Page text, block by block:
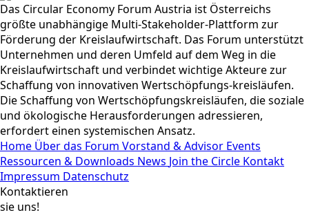
Das Circular Economy Forum Austria ist Österreichs
größte unabhängige Multi-Stakeholder-Plattform zur
Förderung der Kreislaufwirtschaft. Das Forum unterstützt
Unternehmen und deren Umfeld auf dem Weg in die
Kreislaufwirtschaft und verbindet wichtige Akteure zur
Schaffung von innovativen Wertschöpfungs-kreisläufen.
Die Schaffung von Wertschöpfungskreisläufen, die soziale
und ökologische Herausforderungen adressieren,
erfordert einen systemischen Ansatz.
Home Über das Forum Vorstand & Advisor Events
Ressourcen & Downloads News Join the Circle Kontakt
Impressum Datenschutz
Kontaktieren
sie uns!